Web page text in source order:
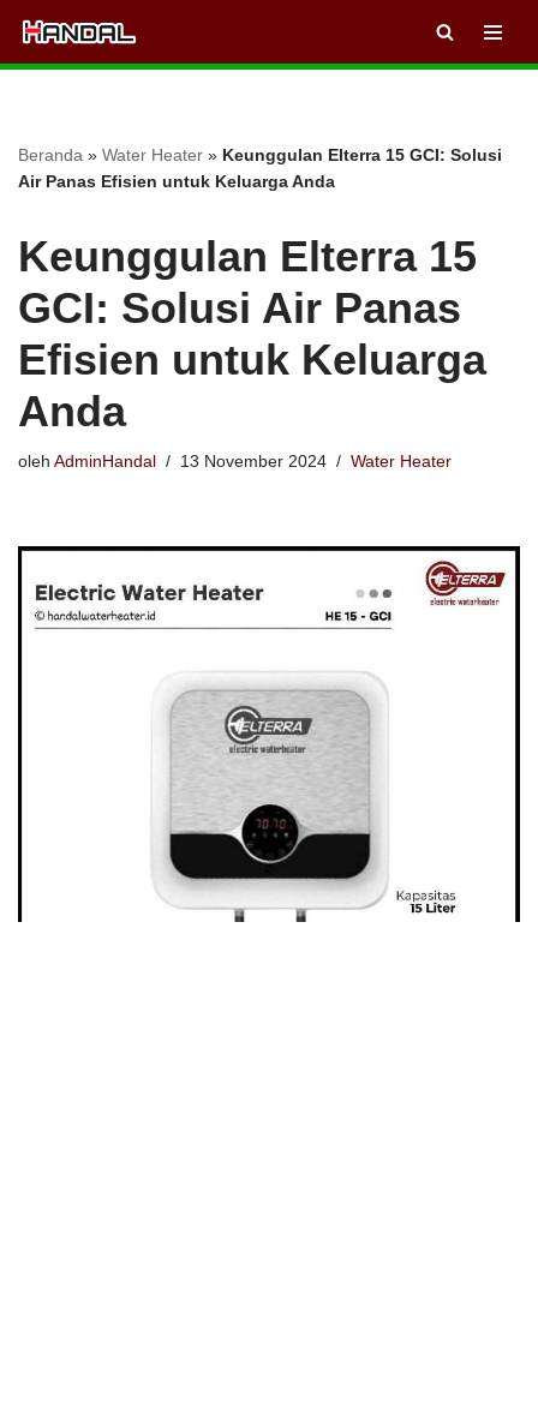
Lompat
Beranda » Water Heater » Keunggulan Elterra 15 GCI: Solusi
Air Panas Efisien untuk Keluarga Anda
Keunggulan Elterra 15
GCI: Solusi Air Panas
Efisien untuk Keluarga
Anda
oleh AdminHandal 13 November 2024 Water Heater